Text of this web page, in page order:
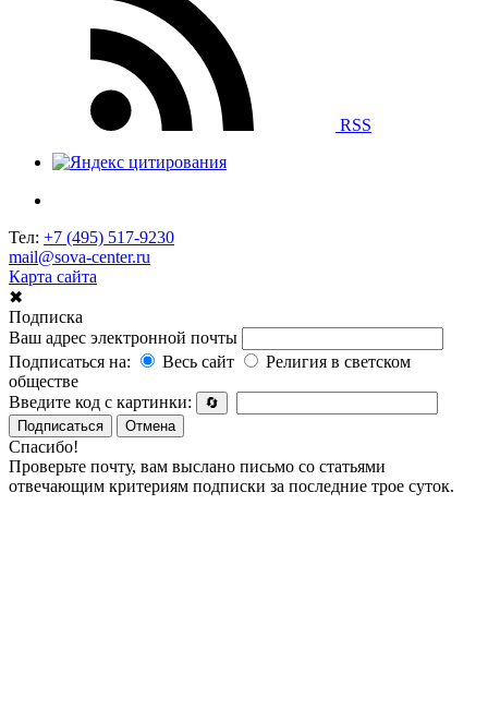
RSS
Тел: +7 (495) 517-9230
mail@sova-center.ru
Карта сайта
✖
Подписка
Ваш адрес электронной почты
Подписаться на:
Весь сайт
Религия в светском
обществе
Введите код с картинки:
🔄
Подписаться
Отмена
Спасибо!
Проверьте почту, вам выслано письмо со статьями
отвечающим критериям подписки за последние трое суток.